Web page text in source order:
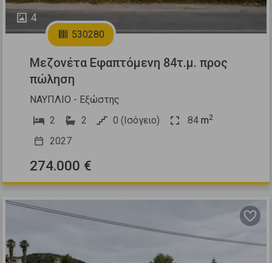
4
530280
Μεζονέτα Εφαπτόμενη 84τ.μ. προς
πώληση
ΝΑΥΠΛΙΟ - Εξώστης
2
2 0 (Ισόγειο) 84 m2
2027
274.000 €